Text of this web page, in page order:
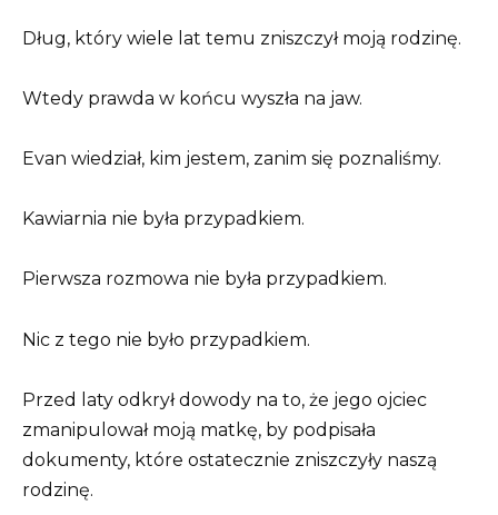
Dług, który wiele lat temu zniszczył moją rodzinę.
Wtedy prawda w końcu wyszła na jaw.
Evan wiedział, kim jestem, zanim się poznaliśmy.
Kawiarnia nie była przypadkiem.
Pierwsza rozmowa nie była przypadkiem.
Nic z tego nie było przypadkiem.
Przed laty odkrył dowody na to, że jego ojciec
zmanipulował moją matkę, by podpisała
dokumenty, które ostatecznie zniszczyły naszą
rodzinę.